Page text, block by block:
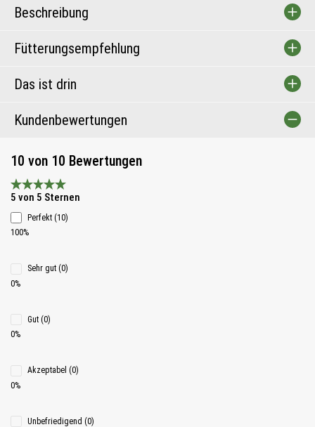
Beschreibung
Fütterungsempfehlung
Das ist drin
Kundenbewertungen
10 von 10 Bewertungen
Durchschnittliche Bewertung 5 von 5 Sternen
5 von 5 Sternen
Perfekt (10)
100%
Sehr gut (0)
0%
Gut (0)
0%
Akzeptabel (0)
0%
Unbefriedigend (0)